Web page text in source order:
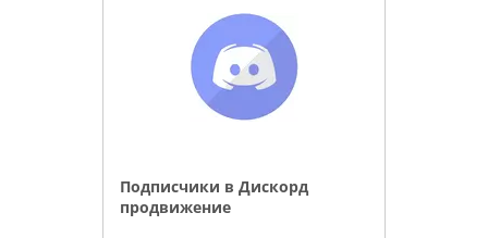
Подписчики в Дискорд
продвижение